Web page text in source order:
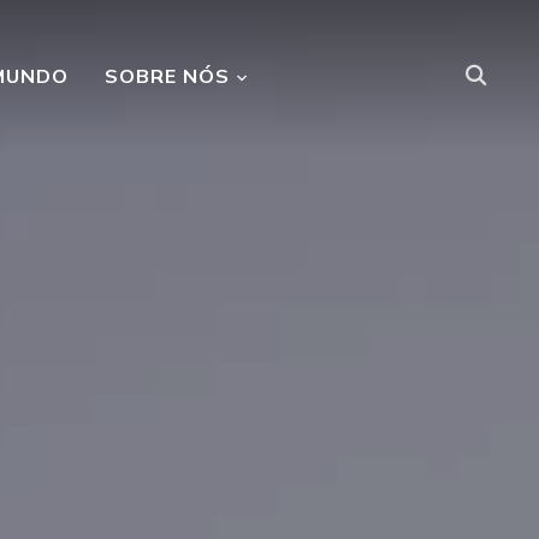
SOBRE NÓS